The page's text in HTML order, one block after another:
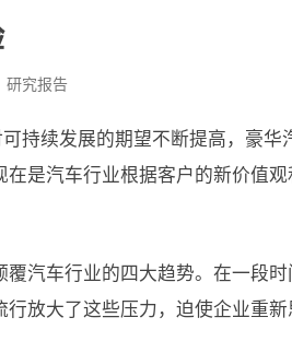
研究报告
持续发展的期望不断提高，豪华
是汽车行业根据客户的新价值
汽车行业的四大趋势。在一段
放大了这些压力，迫使企业重